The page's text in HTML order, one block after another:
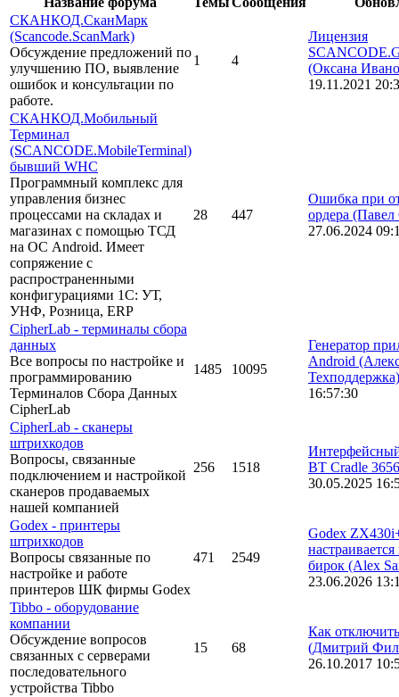
СКАНКОД.СканМарк
(Scancode.ScanMark)
Обсуждение предложений по
улучшению ПО, выявление
ошибок и консультации по
работе.
1 4
Лицензия
(Оксана
19.11.2021
СКАНКОД.Мобильный
Терминал
(SCANCODE.MobileTerminal)
бывший WHC
Программный комплекс для
управления бизнес
процессами на складах и
магазинах с помощью ТСД
на ОС Android. Имеет
сопряжение с
распространенными
конфигурациями 1С: УТ,
УНФ, Розница, ERP
28 447
Ошибка при
ордера (Павел
27.06.2024
CipherLab - терминалы сбора
данных
Все вопросы по настройке и
программированию
Терминалов Сбора Данных
CipherLab
1485 10095
Генератор
Android
Техподдержка)
16:57:30
CipherLab - сканеры
штрихкодов
Вопросы, связанные
подключением и настройкой
сканеров продаваемых
нашей компанией
256 1518
BT Cradle
30.05.2025
Godex - принтеры
штрихкодов
Вопросы связанные по
настройке и работе
принтеров ШК фирмы Godex
471 2549
Godex
настраивается
бирок (Alex
23.06.2026
Tibbo - оборудование
компании
Обсуждение вопросов
связанных с серверами
последовательного
устройства Tibbo
15 68
Как
(Дмитрий
26.10.2017